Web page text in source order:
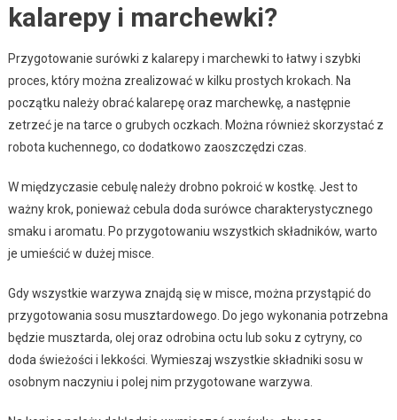
kalarepy i marchewki?
Przygotowanie surówki z kalarepy i marchewki to łatwy i szybki
proces, który można zrealizować w kilku prostych krokach. Na
początku należy obrać kalarepę oraz marchewkę, a następnie
zetrzeć je na tarce o grubych oczkach. Można również skorzystać z
robota kuchennego, co dodatkowo zaoszczędzi czas.
W międzyczasie cebulę należy drobno pokroić w kostkę. Jest to
ważny krok, ponieważ cebula doda surówce charakterystycznego
smaku i aromatu. Po przygotowaniu wszystkich składników, warto
je umieścić w dużej misce.
Gdy wszystkie warzywa znajdą się w misce, można przystąpić do
przygotowania sosu musztardowego. Do jego wykonania potrzebna
będzie musztarda, olej oraz odrobina octu lub soku z cytryny, co
doda świeżości i lekkości. Wymieszaj wszystkie składniki sosu w
osobnym naczyniu i polej nim przygotowane warzywa.